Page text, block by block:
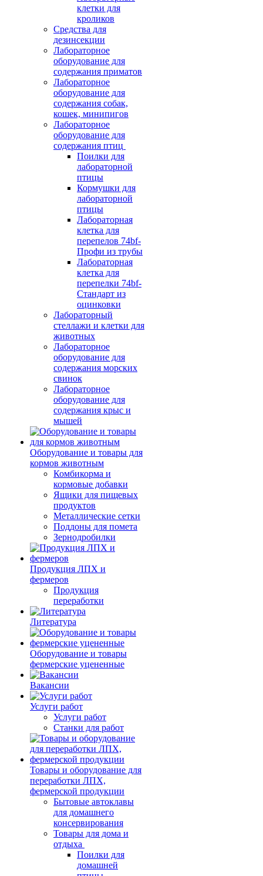
клетки для
кроликов
Средства для
дезинсекции
Лабораторное
оборудование для
содержания приматов
Лабораторное
оборудование для
содержания собак,
кошек, минипигов
Лабораторное
оборудование для
содержания птиц
Поилки для
лабораторной
птицы
Кормушки для
лабораторной
птицы
Лабораторная
клетка для
перепелов 74bf-
Профи из трубы
Лабораторная
клетка для
перепелки 74bf-
Стандарт из
оцинковки
Лабораторный
стеллажи и клетки для
животных
Лабораторное
оборудование для
содержания морских
свинок
Лабораторное
оборудование для
содержания крыс и
мышей
Оборудование и товары для
кормов животным
Комбикорма и
кормовые добавки
Ящики для пищевых
продуктов
Металлические сетки
Поддоны для помета
Зернодробилки
Продукция ЛПХ и
фермеров
Продукция
переработки
Литература
Оборудование и товары
фермерские уцененные
Вакансии
Услуги работ
Услуги работ
Станки для работ
Товары и оборудование для
переработки ЛПХ,
фермерской продукции
Бытовые автоклавы
для домашнего
консервирования
Товары для дома и
отдыха
Поилки для
домашней